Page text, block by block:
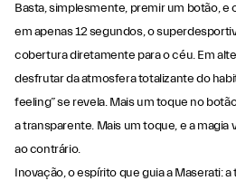
Basta, simplesmente, premir um botão, e
em apenas 12 segundos, o
cobertura diretamente para o céu. Em
desfrutar da atmosfera totalizante do
feeling” se revela. Mais um toque no
a transparente. Mais um toque, e a magia
ao contrário.
Inovação, o espírito que guia a Maserati: